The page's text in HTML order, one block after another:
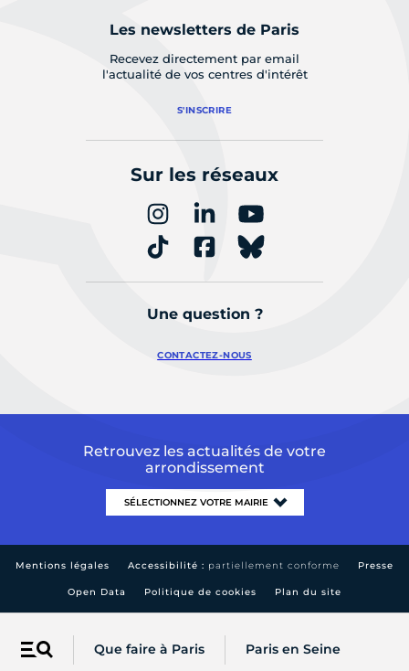
Menu Que faire à Paris Paris en Seine
Les newsletters de Paris
Recevez directement par email
l'actualité de vos centres d'intérêt
S'INSCRIRE
Sur les réseaux
Une question ?
CONTACTEZ-NOUS
Retrouvez les actualités de votre
arrondissement
Mentions légales Accessibilité : partiellement conforme Presse
Open Data Politique de cookies Plan du site